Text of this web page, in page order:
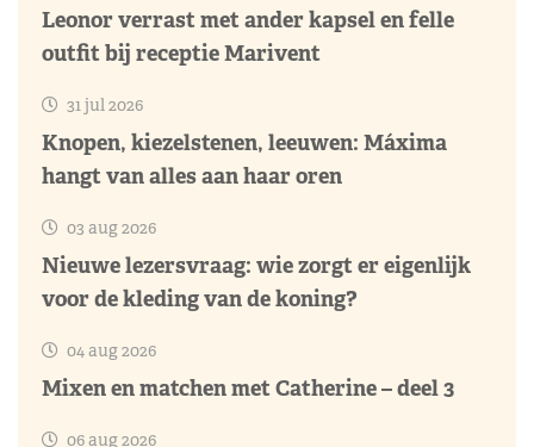
Leonor verrast met ander kapsel en felle
outfit bij receptie Marivent
31 jul 2026
Knopen, kiezelstenen, leeuwen: Máxima
hangt van alles aan haar oren
03 aug 2026
Nieuwe lezersvraag: wie zorgt er eigenlijk
voor de kleding van de koning?
04 aug 2026
Mixen en matchen met Catherine – deel 3
06 aug 2026